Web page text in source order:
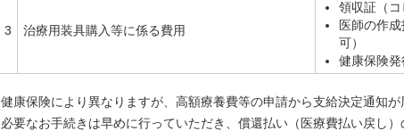
3 治療用装具購入等に係る費用
領収証（
医師の作
可）
健康保険
健康保険により異なりますが、高額療養費等の申請から支給決定通知
必要なお手続きは早めに行っていただき、償還払い（医療費払い戻し